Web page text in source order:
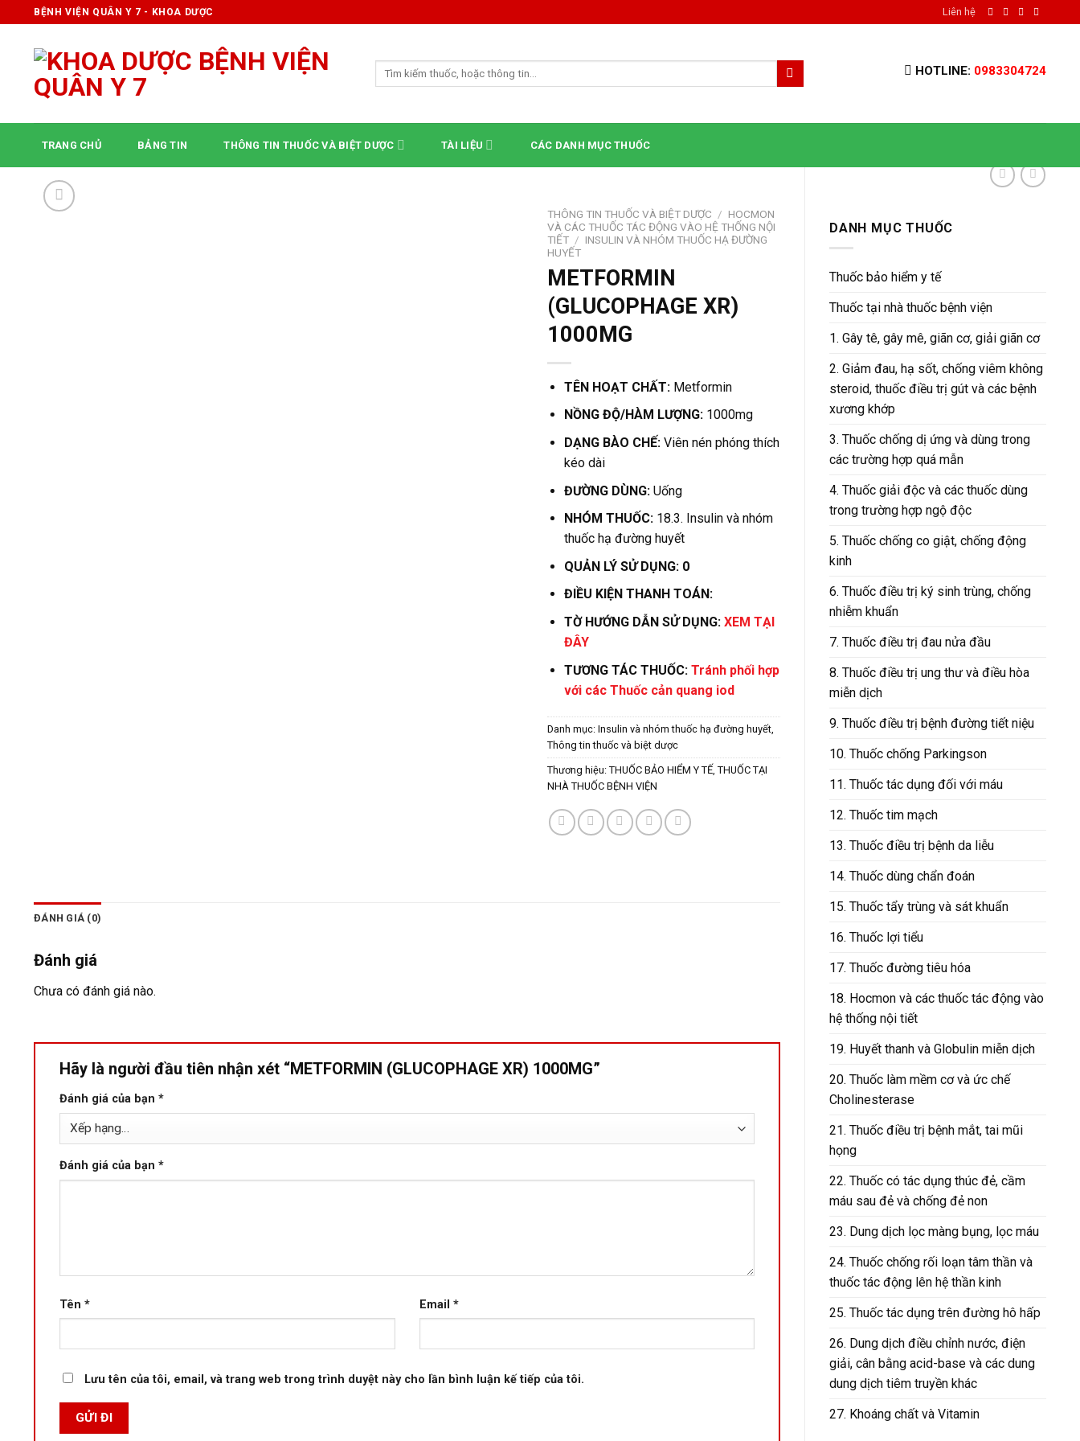
to
content
BỆNH VIỆN QUÂN Y 7 - KHOA DƯỢC Liên hệ
Tìm
HOTLINE: 0983304724
TRANG CHỦ BẢNG TIN THÔNG TIN THUỐC VÀ BIỆT DƯỢC TÀI LIỆU CÁC DANH MỤC THUỐC
DANH MỤC THUỐC
Thuốc bảo hiểm y tế
Thuốc tại nhà thuốc bệnh viện
1. Gây tê, gây mê, giãn cơ, giải giãn cơ
2. Giảm đau, hạ sốt, chống viêm không
steroid, thuốc điều trị gút và các bệnh
xương khớp
3. Thuốc chống dị ứng và dùng trong
các trường hợp quá mẫn
4. Thuốc giải độc và các thuốc dùng
trong trường hợp ngộ độc
5. Thuốc chống co giật, chống động
kinh
6. Thuốc điều trị ký sinh trùng, chống
nhiễm khuẩn
7. Thuốc điều trị đau nửa đầu
8. Thuốc điều trị ung thư và điều hòa
miễn dịch
9. Thuốc điều trị bệnh đường tiết niệu
10. Thuốc chống Parkingson
11. Thuốc tác dụng đối với máu
12. Thuốc tim mạch
13. Thuốc điều trị bệnh da liễu
14. Thuốc dùng chẩn đoán
15. Thuốc tẩy trùng và sát khuẩn
16. Thuốc lợi tiểu
17. Thuốc đường tiêu hóa
18. Hocmon và các thuốc tác động vào
hệ thống nội tiết
19. Huyết thanh và Globulin miễn dịch
20. Thuốc làm mềm cơ và ức chế
Cholinesterase
21. Thuốc điều trị bệnh mắt, tai mũi
họng
22. Thuốc có tác dụng thúc đẻ, cầm
máu sau đẻ và chống đẻ non
23. Dung dịch lọc màng bụng, lọc máu
24. Thuốc chống rối loạn tâm thần và
thuốc tác động lên hệ thần kinh
25. Thuốc tác dụng trên đường hô hấp
26. Dung dịch điều chỉnh nước, điện
giải, cân bằng acid-base và các dung
dung dịch tiêm truyền khác
27. Khoáng chất và Vitamin
THÔNG TIN THUỐC VÀ BIỆT DƯỢC / HOCMON
VÀ CÁC THUỐC TÁC ĐỘNG VÀO HỆ THỐNG NỘI
TIẾT / INSULIN VÀ NHÓM THUỐC HẠ ĐƯỜNG
HUYẾT
METFORMIN
(GLUCOPHAGE XR)
1000MG
TÊN HOẠT CHẤT: Metformin
NỒNG ĐỘ/HÀM LƯỢNG: 1000mg
DẠNG BÀO CHẾ:Viên nén phóng thích
kéo dài
ĐƯỜNG DÙNG:Uống
NHÓM THUỐC: 18.3. Insulin và nhóm
thuốc hạ đường huyết
QUẢN LÝ SỬ DỤNG: 0
ĐIỀU KIỆN THANH TOÁN:
TỜ HƯỚNG DẪN SỬ DỤNG:XEM TẠI
ĐÂY
TƯƠNG TÁC THUỐC:Tránh phối hợp
với các Thuốc cản quang iod
Danh mục:Insulin và nhóm thuốc hạ đường huyết,
Thông tin thuốc và biệt dược
Thương hiệu:THUỐC BẢO HIỂM Y TẾ,THUỐC TẠI
NHÀ THUỐC BỆNH VIỆN
ĐÁNH GIÁ (0)
Đánh giá
Chưa có đánh giá nào.
Hãy là người đầu tiên nhận xét “METFORMIN (GLUCOPHAGE XR) 1000MG”
Đánh giá của bạn *
Đánh giá của bạn *
Tên * Email *
Lưu tên của tôi, email, và trang web trong trình duyệt này cho lần bình luận kế tiếp của tôi.